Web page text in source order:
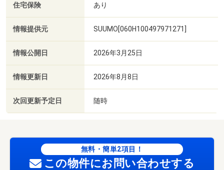
住宅保険 あり
情報提供元 SUUMO[060H100497971271]
情報公開日 2026年3月25日
情報更新日 2026年8月8日
次回更新予定日 随時
無料・簡単2項目！
この物件にお問い合わせする